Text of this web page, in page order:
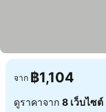
จาก ฿1,104
ดูราคาจาก 8 เว็บไซต์